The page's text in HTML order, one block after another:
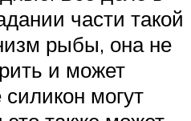
части такой
рыбы, она не
и может
могут